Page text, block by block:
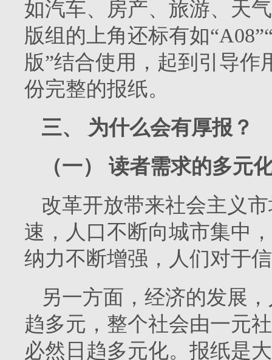
如汽车、房产、旅游、天
版组的上角还标有如“A08
版”结合使用，起到引导作
份完整的报纸。
三、
为什么会有厚报？
（一）
读者需求的多元
改革开放带来社会主义
速，人口不断向城市集中
纳力不断增强，人们对于
另一方面，经济的发展
趋多元，整个社会由一元
必然日趋多元化。报纸是